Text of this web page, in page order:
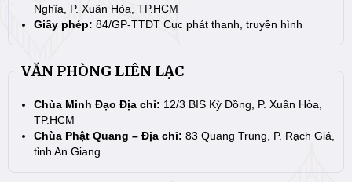
Nghĩa, P. Xuân Hòa, TP.HCM
Giấy phép: 84/GP-TTĐT Cục phát thanh, truyền hình
VĂN PHÒNG LIÊN LẠC
Chùa Minh Đạo Địa chỉ: 12/3 BIS Kỳ Đồng, P. Xuân Hòa,
TP.HCM
Chùa Phật Quang – Địa chỉ: 83 Quang Trung, P. Rạch Giá,
tỉnh An Giang